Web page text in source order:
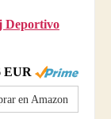
Deportivo
EUR
en Amazon